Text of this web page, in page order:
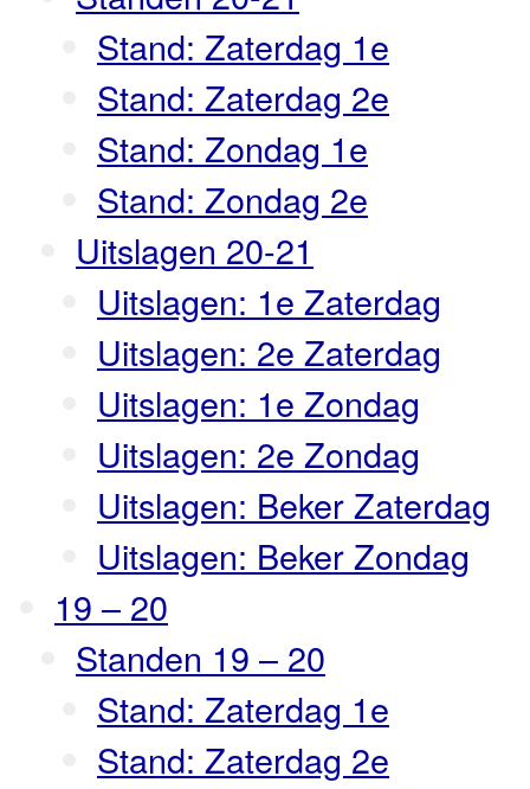
Stand: Zaterdag 1e
Stand: Zaterdag 2e
Stand: Zondag 1e
Stand: Zondag 2e
Uitslagen 20-21
Uitslagen: 1e Zaterdag
Uitslagen: 2e Zaterdag
Uitslagen: 1e Zondag
Uitslagen: 2e Zondag
Uitslagen: Beker Zaterdag
Uitslagen: Beker Zondag
19 – 20
Standen 19 – 20
Stand: Zaterdag 1e
Stand: Zaterdag 2e